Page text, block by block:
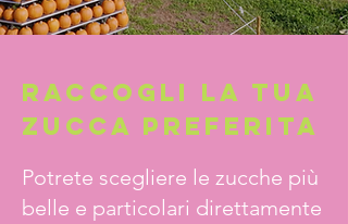
raccoGLI lA TUA
zuccA PREFERITA
Potrete scegliere le zucche più
belle e particolari direttamente